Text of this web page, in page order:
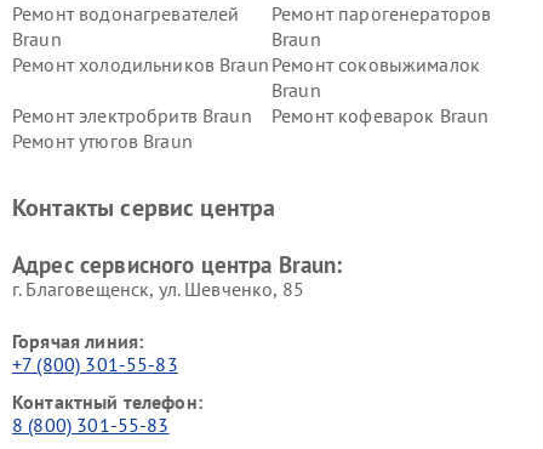
Ремонт водонагревателей
Braun
Ремонт парогенераторов
Braun
Ремонт холодильников Braun Ремонт соковыжималок
Braun
Ремонт электробритв Braun
Ремонт кофеварок Braun
Ремонт утюгов Braun
Контакты сервис центра
Адрес сервисного центра Braun:
г. Благовещенск, ул. Шевченко, 85
Горячая линия:
+7 (800) 301-55-83
Контактный телефон:
8 (800) 301-55-83